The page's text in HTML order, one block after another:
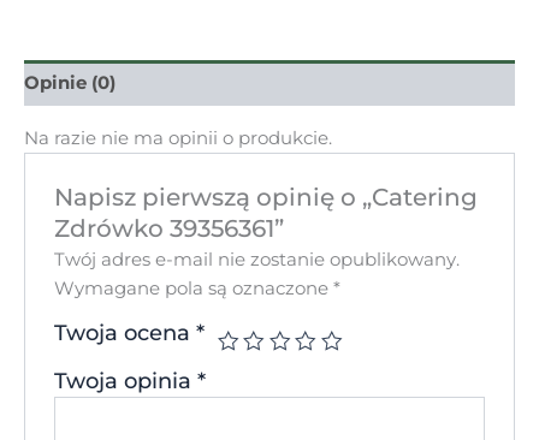
Opinie (0)
Na razie nie ma opinii o produkcie.
Napisz pierwszą opinię o „Catering
Zdrówko 39356361”
Twój adres e-mail nie zostanie opublikowany.
Wymagane pola są oznaczone*
Twoja ocena*
Twoja opinia*